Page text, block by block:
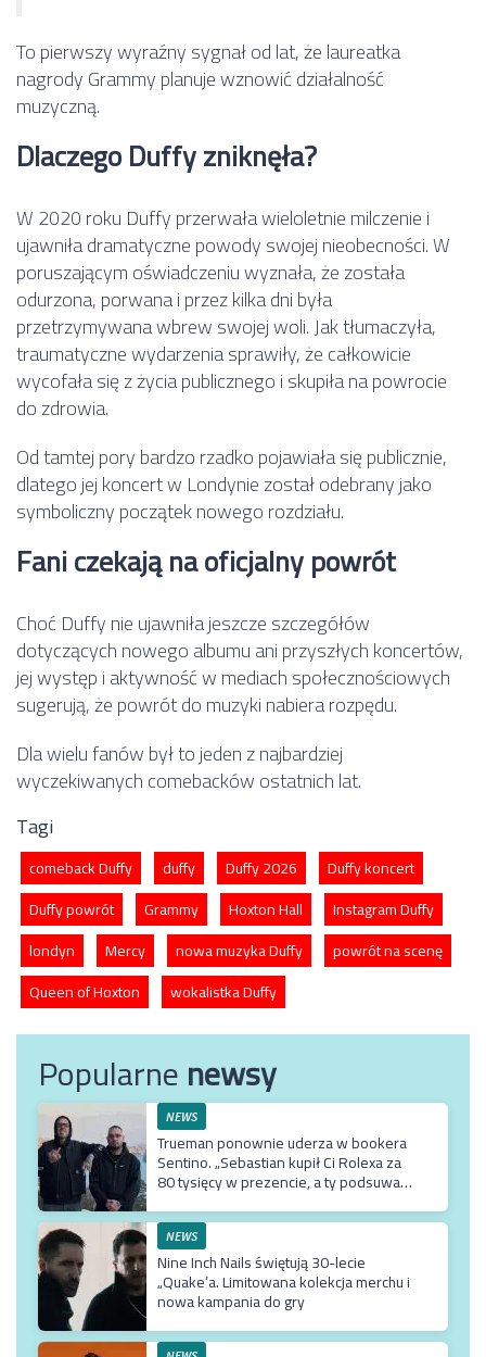
To pierwszy wyraźny sygnał od lat, że laureatka
nagrody Grammy planuje wznowić działalność
muzyczną.
Dlaczego Duffy zniknęła?
W 2020 roku Duffy przerwała wieloletnie milczenie i
ujawniła dramatyczne powody swojej nieobecności. W
poruszającym oświadczeniu wyznała, że została
odurzona, porwana i przez kilka dni była
przetrzymywana wbrew swojej woli. Jak tłumaczyła,
traumatyczne wydarzenia sprawiły, że całkowicie
wycofała się z życia publicznego i skupiła na powrocie
do zdrowia.
Od tamtej pory bardzo rzadko pojawiała się publicznie,
dlatego jej koncert w Londynie został odebrany jako
symboliczny początek nowego rozdziału.
Fani czekają na oficjalny powrót
Choć Duffy nie ujawniła jeszcze szczegółów
dotyczących nowego albumu ani przyszłych koncertów,
jej występ i aktywność w mediach społecznościowych
sugerują, że powrót do muzyki nabiera rozpędu.
Dla wielu fanów był to jeden z najbardziej
wyczekiwanych comebacków ostatnich lat.
Tagi
comeback Duffy duffy Duffy 2026
Duffy koncert
Duffy powrót
Grammy Hoxton Hall
Instagram Duffy
londyn
Mercy nowa muzyka Duffy
powrót na scenę
Queen of Hoxton
wokalistka Duffy
Popularnenewsy
NEWS
Trueman ponownie uderza w bookera
Sentino. „Sebastian kupił Ci Rolexa za
80 tysięcy w prezencie, a ty podsuwasz
NEWS
Nine Inch Nails świętują 30-lecie
„Quake’a. Limitowana kolekcja merchu i
nowa kampania do gry